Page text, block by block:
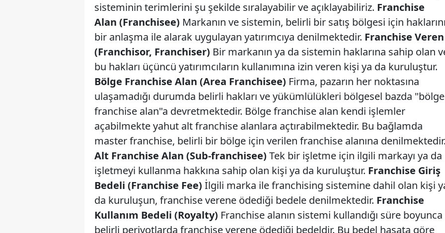
sisteminin terimlerini şu şekilde sıralayabilir ve açıklayabiliriz. Franchise
Alan (Franchisee) Markanın ve sistemin, belirli bir satış bölgesi için
bir anlaşma ile alarak uygulayan yatırımcıya denilmektedir. Franchise Veren
(Franchisor, Franchiser) Bir markanın ya da sistemin haklarına sahip olan
bu hakları üçüncü yatırımcıların kullanımına izin veren kişi ya da kuruluştur.
Bölge Franchise Alan (Area Franchisee) Firma, pazarın her noktasına
ulaşamadığı durumda belirli hakları ve yükümlülükleri bölgesel bazda "bölge
franchise alan"a devretmektedir. Bölge franchise alan kendi işlemler
açabilmekte yahut alt franchise alanlara açtırabilmektedir. Bu bağlamda
master franchise, belirli bir bölge için verilen franchise alanına
Alt Franchise Alan (Sub-franchisee) Tek bir işletme için ilgili markayı ya da
işletmeyi kullanma hakkına sahip olan kişi ya da kuruluştur. Franchise Giriş
Bedeli (Franchise Fee) İlgili marka ile franchising sistemine dahil olan kişi
da kuruluşun, franchise verene ödediği bedele denilmektedir. Franchise
Kullanım Bedeli (Royalty) Franchise alanın sistemi kullandığı süre boyunca
belirli periyotlarda franchise verene ödediği bedeldir. Bu bedel hasata göre